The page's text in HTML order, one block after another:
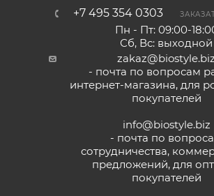
+7 495 354 0303
Пн - Пт: 09:00-
Сб, Вс: выходной
zakaz@biostyle.biz
- почта по вопросам
интернет-магазина, для
покупателей
info@biostyle.biz
- почта по
сотрудничества,
предложений, для
покупателей